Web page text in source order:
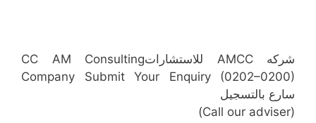
شركه AMCC للاستشاراتCC AM Consulting
Company Submit Your Enquiry (0202–0200)
سارع بالتسجيل
(Call our adviser)